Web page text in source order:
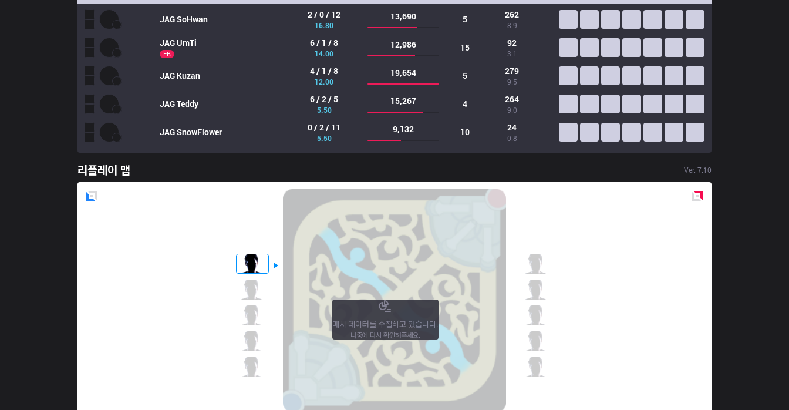
JAGSoHwan 2 / 0 / 12
16.80
13,690 5 262
8.9
JAGUmTi
FB
6 / 1 / 8
14.00
12,986 15 92
3.1
JAG Kuzan 4 / 1 / 8
12.00
19,654 5 279
9.5
JAGTeddy 6 / 2 / 5
5.50
15,267 4 264
9.0
JAGSnowFlower 0 / 2 / 11
5.50
9,132 10 24
0.8
리플레이 맵 Ver. 7.10
매치 데이터를 수집하고 있습니다.
나중에 다시 확인해주세요.